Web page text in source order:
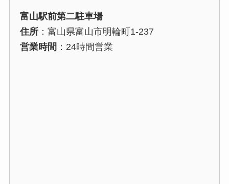
富山駅前第二駐車場
住所：富山県富山市明輪町1-237
営業時間 ：24時間営業